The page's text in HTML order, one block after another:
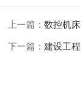
上一篇：数控机
下一篇：建设工程